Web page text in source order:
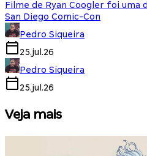
Filme de Ryan Coogler foi uma
San Diego Comic-Con
Pedro Siqueira
25.jul.26
Pedro Siqueira
25.jul.26
Veja mais